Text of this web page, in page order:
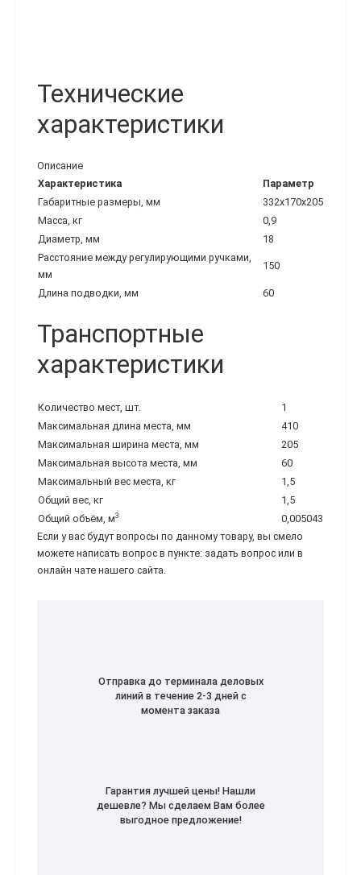
Технические
характеристики
Описание
Характеристика
Параметр
Габаритные размеры, мм
332х170х205
Масса, кг
0,9
Диаметр, мм
18
Расстояние между регулирующими ручками,
мм
150
Длина подводки, мм 60
Транспортные
характеристики
Количество мест, шт.
1
Максимальная длина места, мм
410
Максимальная ширина места, мм
205
Максимальная высота места, мм
60
Максимальный вес места, кг
1,5
Общий вес, кг
1,5
Общий объём, м3
0,005043
Если у вас будут вопросы по данному товару, вы смело
можете написать вопрос в пункте: задать вопрос или в
онлайн чате нашего сайта.
Отправка до терминала деловых
линий в течение 2-3 дней с
момента заказа
Гарантия лучшей цены! Нашли
дешевле? Мы сделаем Вам более
выгодное предложение!